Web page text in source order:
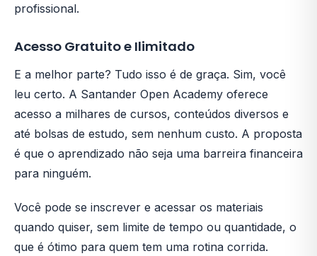
profissional.
Acesso Gratuito e Ilimitado
E a melhor parte? Tudo isso é de graça. Sim, você
leu certo. A Santander Open Academy oferece
acesso a milhares de cursos, conteúdos diversos e
até bolsas de estudo, sem nenhum custo. A proposta
é que o aprendizado não seja uma barreira financeira
para ninguém.
Você pode se inscrever e acessar os materiais
quando quiser, sem limite de tempo ou quantidade, o
que é ótimo para quem tem uma rotina corrida.